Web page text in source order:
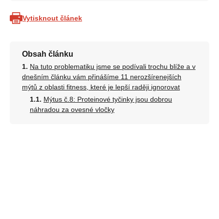
Vytisknout článek
Obsah článku
Na tuto problematiku jsme se podívali trochu blíže a v
dnešním článku vám přinášíme 11 nerozšírenejších
mýtů z oblasti fitness, které je lepší raději ignorovat
Mýtus č.8: Proteinové tyčinky jsou dobrou
náhradou za ovesné vločky